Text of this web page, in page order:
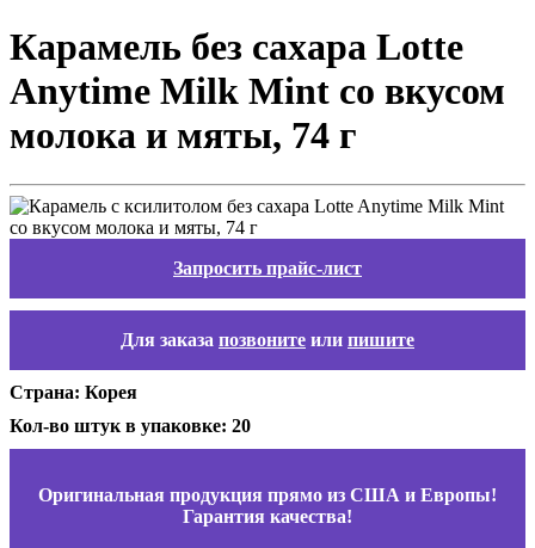
Карамель без сахара Lotte
Anytime Milk Mint со вкусом
молока и мяты, 74 г
Запросить прайс-лист
Для заказа позвоните или пишите
Страна: Корея
Кол-во штук в упаковке: 20
Оригинальная продукция прямо из США и Европы!
Гарантия качества!